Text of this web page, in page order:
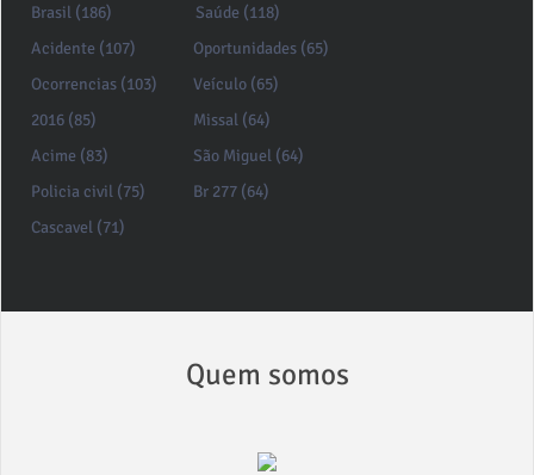
Brasil (186)
Saúde (118)
Acidente (107)
Ocorrencias (103)
2016 (85)
Acime (83)
Policia civil (75)
Cascavel (71)
Oportunidades (65)
Veículo (65)
Missal (64)
São Miguel (64)
Br 277 (64)
Quem somos